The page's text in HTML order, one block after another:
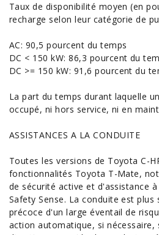
Taux de disponibilité moyen (en
recharge selon leur catégorie de
AC: 90,5 pourcent du temps
DC < 150 kW: 86,3 pourcent du
DC >= 150 kW: 91,6 pourcent du
La part du temps durant laquelle
occupé, ni hors service, ni en
ASSISTANCES A LA CONDUITE
Toutes les versions de Toyota C-
fonctionnalités Toyota T-Mate,
de sécurité active et d'assistance
Safety Sense. La conduite est
précoce d'un large éventail de
action automatique, si nécessaire,